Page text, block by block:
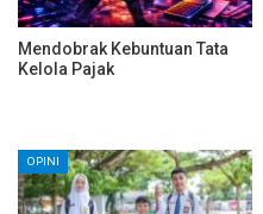
Mendobrak Kebuntuan Tata
Kelola Pajak
OPINI